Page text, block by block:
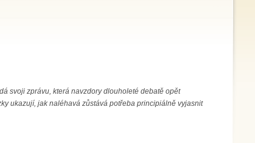
svoji zprávu, která navzdory dlouholeté debatě opět
ukazují, jak naléhavá zůstává potřeba principiálně vyjasnit